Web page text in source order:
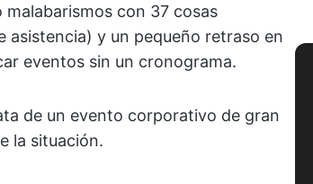
con 37 cosas
asistencia) y un pequeño retraso en
eventos sin un cronograma.
de un evento corporativo de gran
la situación.